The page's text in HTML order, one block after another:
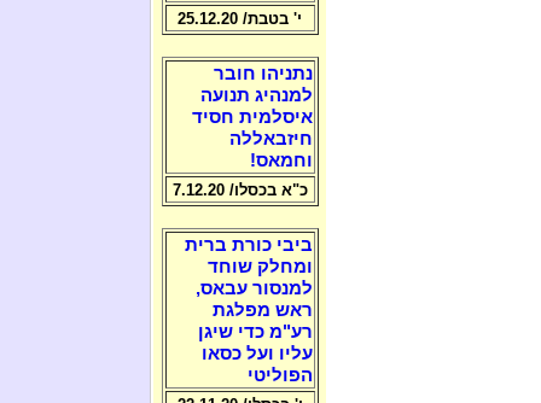
י' בטבת/ 25.12.20
נתניהו חובר
למנהיג תנועה
איסלמית חסיד
חיזבאללה
וחמאס!
כ"א בכסלו/ 7.12.20
ביבי כורת ברית
ומחלק שוחד
למנסור עבאס,
ראש מפלגת
רע"מ כדי שיגן
עליו ועל כסאו
הפוליטי